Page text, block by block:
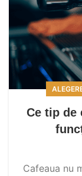
Ce tip de
Cafeaua nu